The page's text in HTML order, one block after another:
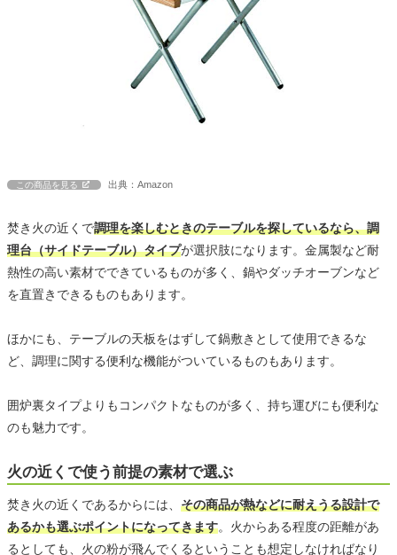
この商品を見る 出典：Amazon
焚き火の近くで調理を楽しむときのテーブルを探しているなら、調
理台（サイドテーブル）タイプが選択肢になります。金属製など耐
熱性の高い素材でできているものが多く、鍋やダッチオーブンなど
を直置きできるものもあります。
ほかにも、テーブルの天板をはずして鍋敷きとして使用できるな
ど、調理に関する便利な機能がついているものもあります。
囲炉裏タイプよりもコンパクトなものが多く、持ち運びにも便利な
のも魅力です。
火の近くで使う前提の素材で選ぶ
焚き火の近くであるからには、 その商品が熱などに耐えうる設計で
あるかも選ぶポイントになってきます。火からある程度の距離があ
るとしても、火の粉が飛んでくるということも想定しなければなり